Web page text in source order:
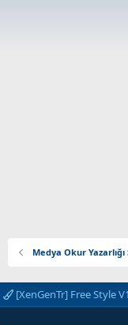
Medya Okur Yazarlığı
[XenGenTr] Free Style V1